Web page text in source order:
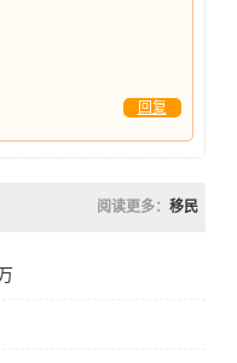
回复
阅读更多： 移民